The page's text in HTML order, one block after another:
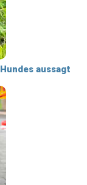
aussagt